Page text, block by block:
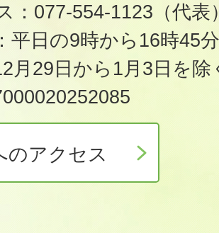
：077-554-1123（代表
平日の9時から16時45分
月29日から1月3日を除
のアクセス